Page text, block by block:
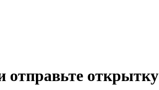
отправьте открытку